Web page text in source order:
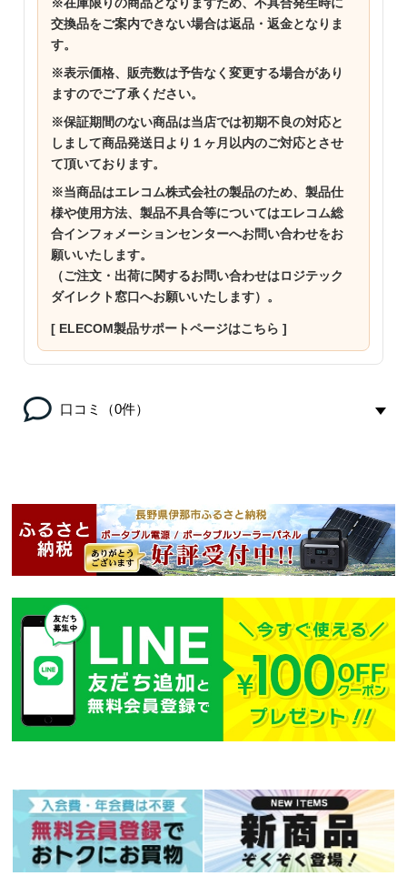
※在庫限りの商品となりますため、不具合発生時に
交換品をご案内できない場合は返品・返金となりま
す。
※表示価格、販売数は予告なく変更する場合があり
ますのでご了承ください。
※保証期間のない商品は当店では初期不良の対応と
しまして商品発送日より１ヶ月以内のご対応とさせ
て頂いております。
※当商品はエレコム株式会社の製品のため、製品仕
様や使用方法、製品不具合等についてはエレコム総
合インフォメーションセンターへお問い合わせをお
願いいたします。
（ご注文・出荷に関するお問い合わせはロジテック
ダイレクト窓口へお願いいたします）。
[ ELECOM製品サポートページはこちら ]
口コミ（0件）